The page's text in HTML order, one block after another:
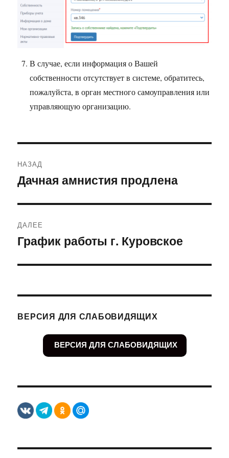
В случае, если информация о Вашей
собственности отсутствует в системе, обратитесь,
пожалуйста, в орган местного самоуправления или
управляющую организацию.
по
НАЗАД
Предыдущая
Дачная амнистия продлена
ДАЛЕЕ
Следующая
График работы г. Куровское
ВЕРСИЯ ДЛЯ СЛАБОВИДЯЩИХ
ВЕРСИЯ ДЛЯ СЛАБОВИДЯЩИХ